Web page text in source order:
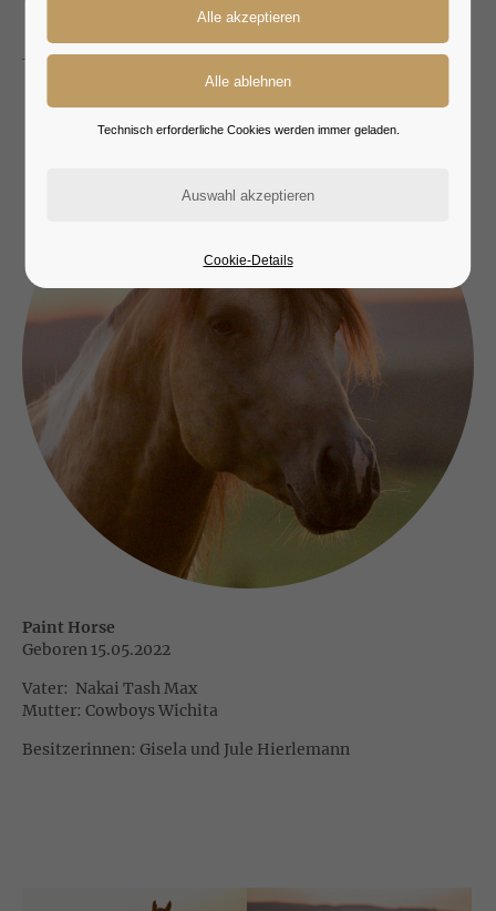
Paint Horse
Geboren 15.05.2022
Vater: Nakai Tash Max
Mutter: Cowboys Wichita
Besitzerinnen: Gisela und Jule Hierlemann
Technisch erforderliche Cookies werden immer geladen.
Cookie-Details